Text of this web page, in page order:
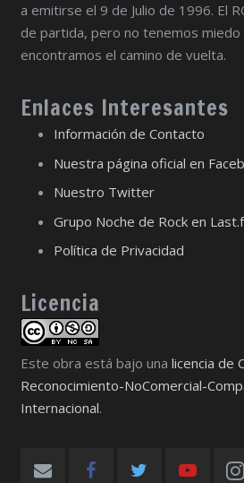
a emitirse el 9 de Julio de 1996. El
de partida, pero no tenemos
encontramos el camino de vuelta.
Enlaces Interesantes
Información de Contacto
Nuestra página oficial en
Nuestro Twitter
Grupo Noche de Rock en
Política de Privacidad
Licencia
Este obra está bajo una licencia de
Reconocimiento-NoComercial-
Internacional.